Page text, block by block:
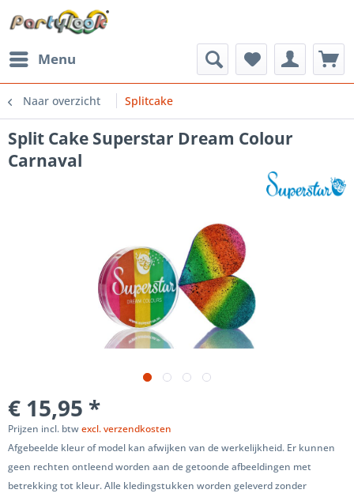
Menu
Naar overzicht Splitcake
Split Cake Superstar Dream Colour
Carnaval
€ 15,95 *
Prijzen incl. btwexcl. verzendkosten
Afgebeelde kleur of model kan afwijken van de werkelijkheid. Er kunnen
geen rechten ontleend worden aan de getoonde afbeeldingen met
betrekking tot kleur. Alle kledingstukken worden geleverd zonder